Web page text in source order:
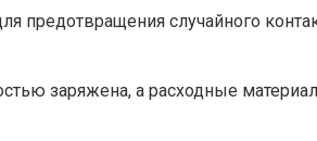
случайного
заряжена, а расходные